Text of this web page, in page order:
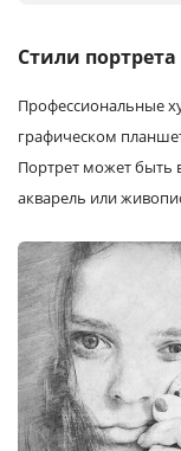
Стили портрета
Профессиональные
графическом
Портрет может быть
акварель или